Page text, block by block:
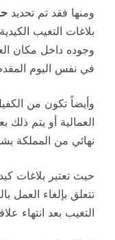
ومنها فقد تم تحديد
بلاغات التغيب
وجوده داخل مكان
في نفس اليوم المقدم
وأيضاً تكون من
العمالية أو يتم
نهائي من المملكة
حيث تعتبر بلاغات
تتعلق بإلغاء العمل
التغيب بعد انتهاء